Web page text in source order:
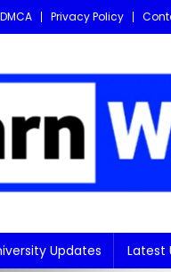
DMCA Privacy Policy
Updates Latest